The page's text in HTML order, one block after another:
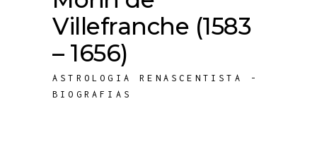
Villefranche (1583
– 1656)
ASTROLOGIA RENASCENTISTA -
BIOGRAFIAS